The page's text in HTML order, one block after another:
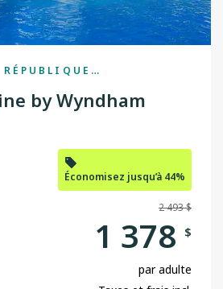
by Wyndham
Économisez jusqu’à 44%
2 493 $
1 378 $
par adulte